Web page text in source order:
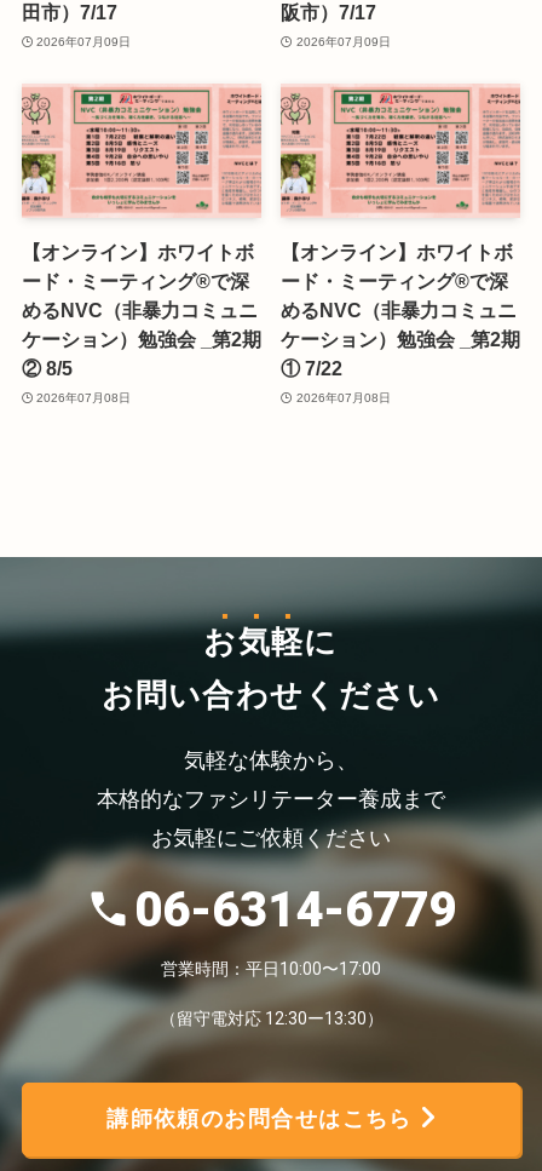
田市）7/17
2026年07月09日
阪市）7/17
2026年07月09日
【オンライン】ホワイトボ
ード・ミーティング®で深
めるNVC（非暴力コミュニ
ケーション）勉強会 _第2期
② 8/5
2026年07月08日
【オンライン】ホワイトボ
ード・ミーティング®で深
めるNVC（非暴力コミュニ
ケーション）勉強会 _第2期
① 7/22
2026年07月08日
お気軽に
お問い合わせください
気軽な体験から、
本格的なファシリテーター養成まで
お気軽にご依頼ください
06-6314-6779
営業時間：平日10:00〜17:00
（留守電対応 12:30ー13:30）
講師依頼のお問合せはこちら